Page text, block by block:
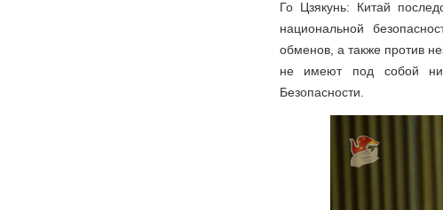
Го Цзякунь: Китай
национальной
обменов, а также против
не имеют под собой
Безопасности.